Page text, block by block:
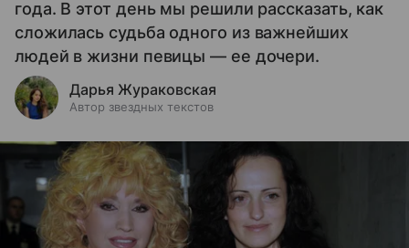
года. В этот день мы решили рассказать, как
сложилась судьба одного из важнейших
людей в жизни певицы — ее дочери.
Дарья Жураковская
Автор звездных текстов